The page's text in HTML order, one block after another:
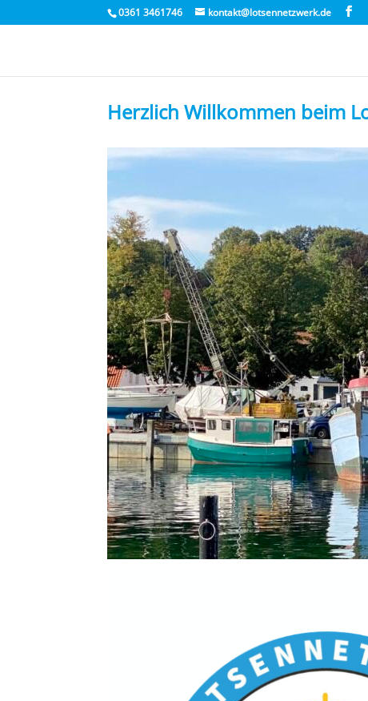
0361 3461746 kontakt@lotsennetzwerk.de
Herzlich Willkommen beim